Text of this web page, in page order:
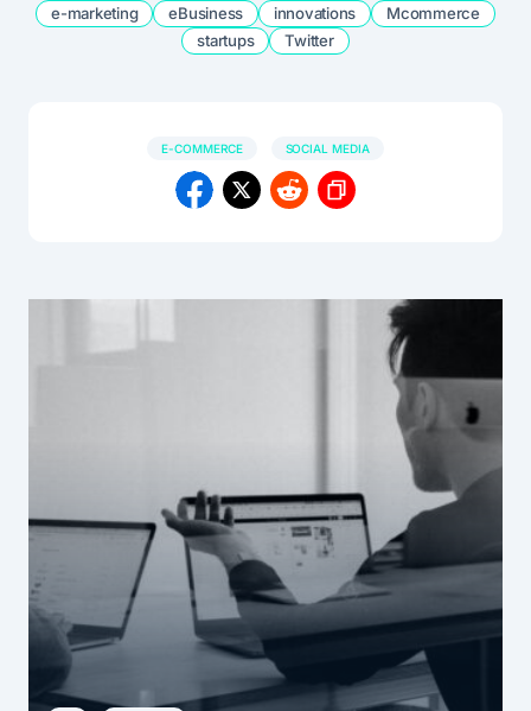
e-marketing eBusiness innovations
Mcommerce
startups
Twitter
E-COMMERCE SOCIAL MEDIA